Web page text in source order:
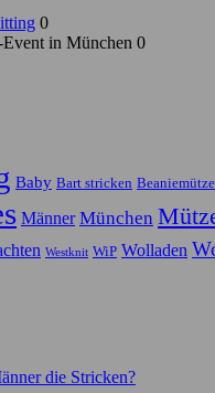
0
in München 0
Baby Bart stricken Beaniemütze
Männer München
Westknit WiP Wolladen
die Stricken?